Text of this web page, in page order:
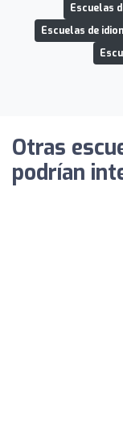
Escuelas
Escuelas de
Otras
podrían